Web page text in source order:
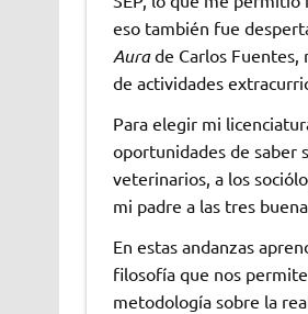
eso también fue
Aurade Carlos Fuentes,
de actividades
Para elegir mi
oportunidades de saber
veterinarios, a los
mi padre a las tres
En estas andanzas
filosofía que nos
metodología sobre la